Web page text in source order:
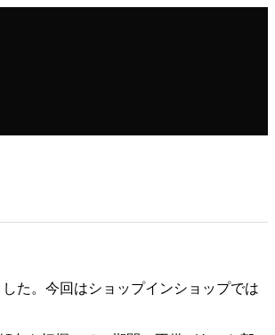
た。今回はショップインショップでは